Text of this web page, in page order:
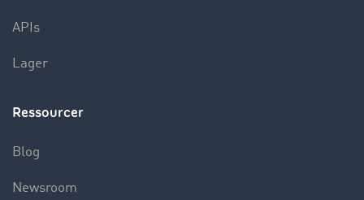
APIs
Lager
Ressourcer
Blog
Newsroom